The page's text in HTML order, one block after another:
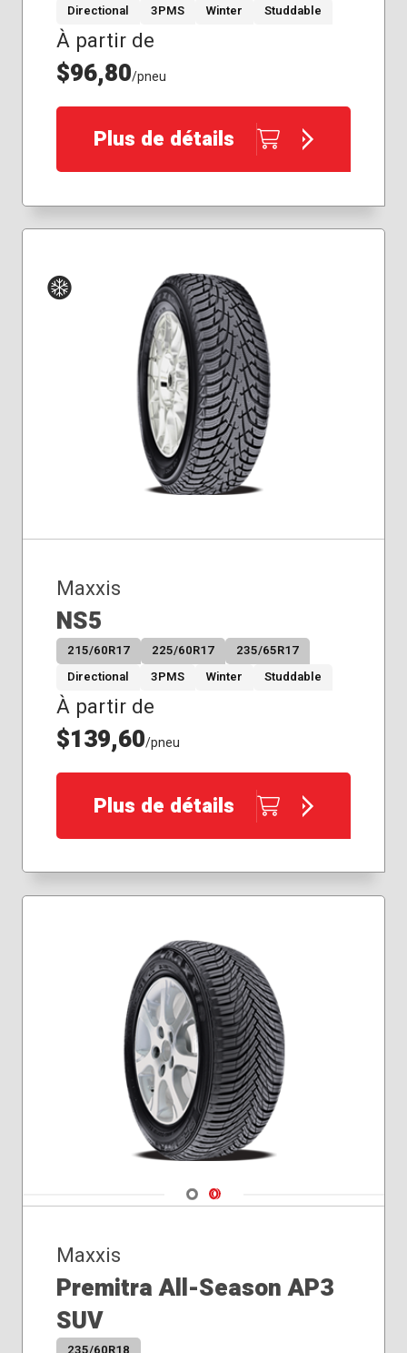
195/55R15
195/65R15
205/55R16
205/55R17
215/55R17
245/40R18
Directional 3PMS Winter Studdable
À partir de
$96,80/pneu
Plus de détails
Maxxis
NS5
215/60R17 225/60R17
235/65R17
Directional
3PMS Winter Studdable
À partir de
$139,60/pneu
Plus de détails
Navigate 1
Navigate 2
Maxxis
Premitra All-Season AP3
SUV